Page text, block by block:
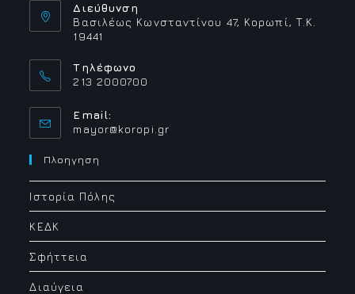
Διεύθυνση
Βασιλέως Κωνσταντίνου 47, Κορωπί, Τ.Κ.
19441
Τηλέφωνο
213 2000700
Email:
mayor@koropi.grOpens
Πλοηγηση
Ιστορία Πόλης
ΚΕΔΚ
Σφήττεια
Διαύγεια